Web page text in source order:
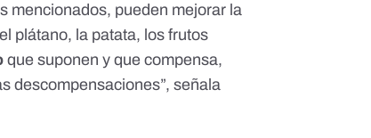
mencionados, pueden mejorar la
plátano, la patata, los frutos
que suponen y que compensa,
descompensaciones”, señala